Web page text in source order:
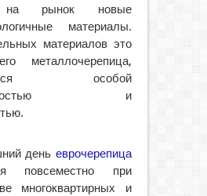
на рынок новые
материалы.
материалов это
металлочерепица,
особой
и
день еврочерепица
повсеместно при
многоквартирных и